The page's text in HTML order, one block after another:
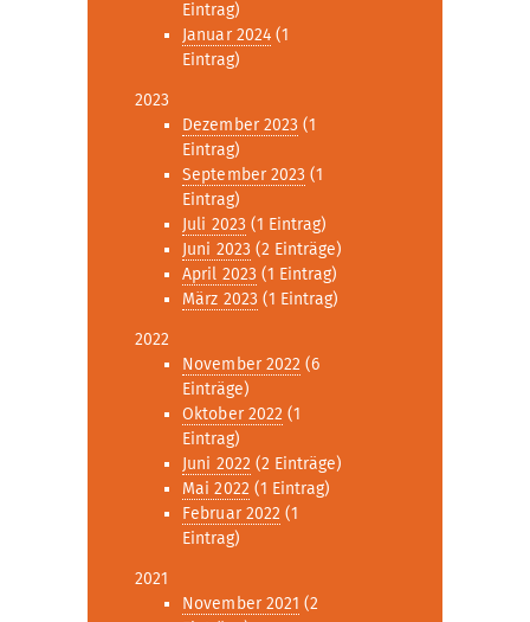
Eintrag)
Januar 2024 (1
Eintrag)
2023
Dezember 2023 (1
Eintrag)
September 2023 (1
Eintrag)
Juli 2023 (1 Eintrag)
Juni 2023 (2 Einträge)
April 2023 (1 Eintrag)
März 2023 (1 Eintrag)
2022
November 2022 (6
Einträge)
Oktober 2022 (1
Eintrag)
Juni 2022 (2 Einträge)
Mai 2022 (1 Eintrag)
Februar 2022 (1
Eintrag)
2021
November 2021 (2